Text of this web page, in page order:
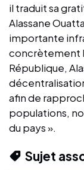
il traduit sa
Alassane
importante
concrètement
République,
afin de
populations,
du pays ».
Sujet